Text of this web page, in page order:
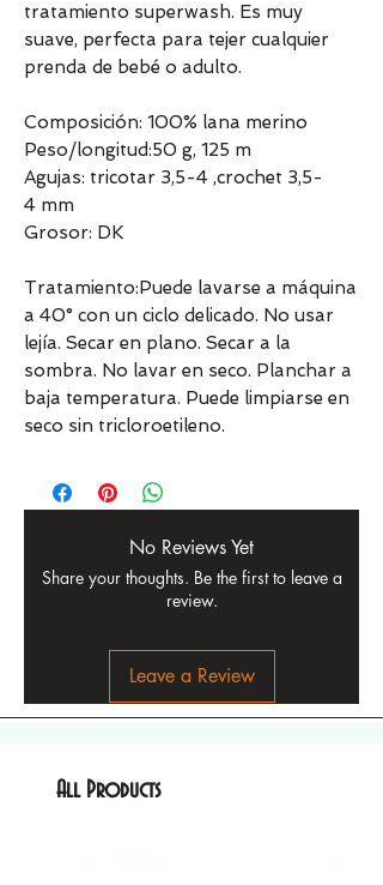
tratamiento superwash. Es muy
suave, perfecta para tejer cualquier
prenda de bebé o adulto.
Composición: 100% lana merino
Peso/longitud:50 g, 125 m
Agujas: tricotar 3,5-4 ,crochet 3,5-
4 mm
Grosor: DK
Tratamiento:Puede lavarse a máquina
a 40° con un ciclo delicado. No usar
lejía. Secar en plano. Secar a la
sombra. No lavar en seco. Planchar a
baja temperatura. Puede limpiarse en
seco sin tricloroetileno.
No Reviews Yet
Share your thoughts. Be the first to leave a
review.
Leave a Review
All Products